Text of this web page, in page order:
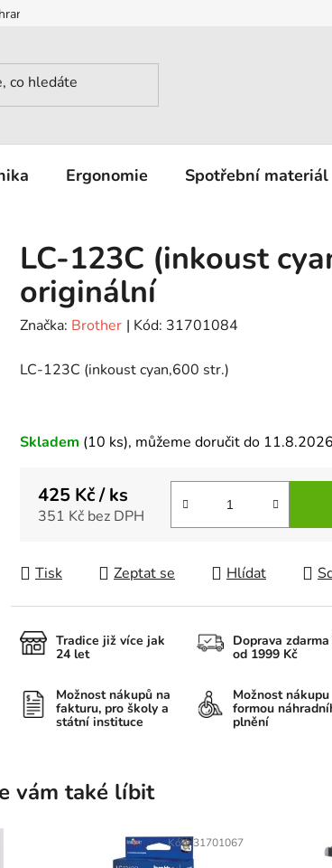
osobních údajů
Ergonomie Spotřební materiál
LC-123C (inkoust
originální
Značka: Brother | Kód: 31701084
LC-123C (inkoust cyan,600 str.)
Skladem (10 ks), můžeme doručit do 11.8.2026
425 Kč/ ks
351 Kč bez DPH
Tisk Zeptat se Hlídat
Tradice již více jak
24 let
Doprava
od 1999 Kč
Možnost nákupů na
fakturu, pro školy a
státní instituce
Možnost nákupu
formou
plnění
vám také líbit
Kód:31701067